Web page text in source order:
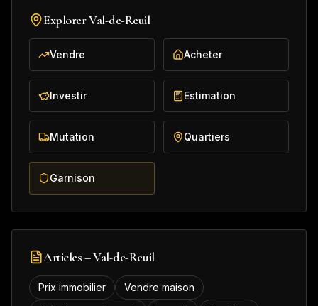
ExplorerVal-de-Reuil
Vendre Acheter
Investir Estimation
Mutation Quartiers
Garnison
Articles –Val-de-Reuil
Prix immobilier
Vendre maison